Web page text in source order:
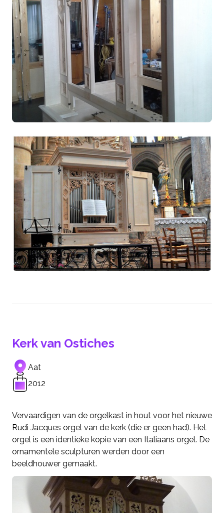
Kerk van Ostiches
Aat
2012
Vervaardigen van de orgelkast in hout voor het nieuwe
Rudi Jacques orgel van de kerk (die er geen had). Het
orgel is een identieke kopie van een Italiaans orgel. De
ornamentele sculpturen werden door een
beeldhouwer gemaakt.